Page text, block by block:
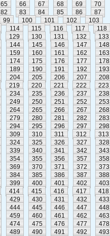
65 66 67 68 69
70
82 83 84 85 86
87
99 100 101 102
103
114 115 116 117
118
129 130 131 132
133
144 145 146 147
148
159 160 161 162
163
174 175 176 177
178
189 190 191 192
193
204 205 206 207
208
219 220 221 222
223
234 235 236 237
238
249 250 251 252
253
264 265 266 267
268
279 280 281 282
283
294 295 296 297
298
309 310 311 312
313
324 325 326 327
328
339 340 341 342
343
354 355 356 357
358
369 370 371 372
373
384 385 386 387
388
399 400 401 402
403
414 415 416 417
418
429 430 431 432
433
444 445 446 447
448
459 460 461 462
463
474 475 476 477
478
489 490 491 492
493